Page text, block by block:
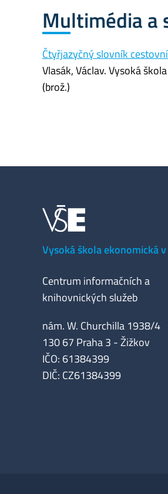
Multimédia a
Čtyřjazyčný slovník
Vlasák, Václav. Vysoká
(brož.)
Vysoká škola ekonomická
Centrum informačních a
knihovnických služeb
nám. W. Churchilla 1938/4
130 67 Praha 3 - Žižkov
IČO: 61384399
DIČ: CZ61384399